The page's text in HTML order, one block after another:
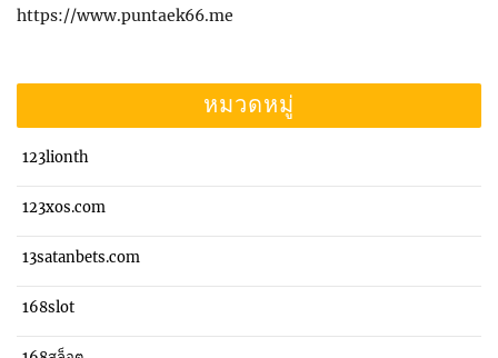
https://www.puntaek66.me
หมวดหมู่
123lionth
123xos.com
13satanbets.com
168slot